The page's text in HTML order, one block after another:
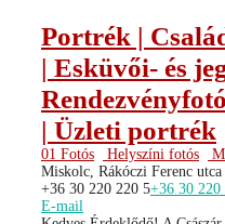
Portrék |
| Esküvői- és
| Üzleti portrék
01 Fotós Helyszíni fotós
Miskolc, Rákóczi Ferenc
+36 30 220 220 5+36 30 220
E-mail